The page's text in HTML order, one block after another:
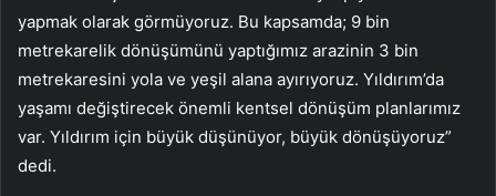
yapmak olarak görmüyoruz. Bu kapsamda; 9 bin
metrekarelik dönüşümünü yaptığımız arazinin 3 bin
metrekaresini yola ve yeşil alana ayırıyoruz. Yıldırım’da
yaşamı değiştirecek önemli kentsel dönüşüm planlarımız
var. Yıldırım için büyük düşünüyor, büyük dönüşüyoruz”
dedi.